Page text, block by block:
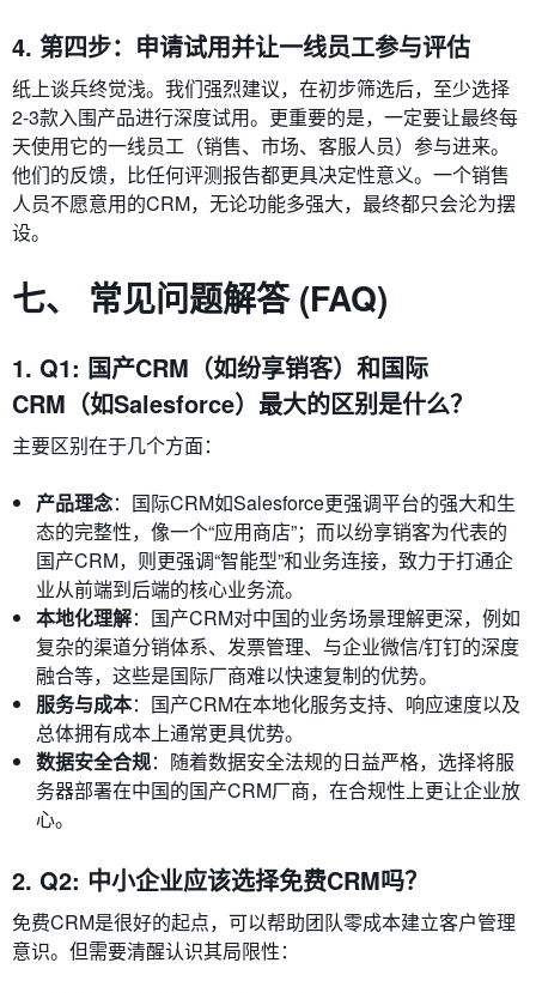
4. 第四步：申请试用并让一线员工参与评估
纸上谈兵终觉浅。我们强烈建议，在初步筛选后，至少选择
2-3款入围产品进行深度试用。更重要的是，一定要让最终每
天使用它的一线员工（销售、市场、客服人员）参与进来。
他们的反馈，比任何评测报告都更具决定性意义。一个销售
人员不愿意用的CRM，无论功能多强大，最终都只会沦为摆
设。
七、 常见问题解答 (FAQ)
1. Q1: 国产CRM（如纷享销客）和国际
CRM（如Salesforce）最大的区别是什么？
主要区别在于几个方面：
产品理念：国际CRM如Salesforce更强调平台的强大和生
态的完整性，像一个“应用商店”；而以纷享销客为代表的
国产CRM，则更强调“智能型”和业务连接，致力于打通企
业从前端到后端的核心业务流。
本地化理解：国产CRM对中国的业务场景理解更深，例如
复杂的渠道分销体系、发票管理、与企业微信/钉钉的深度
融合等，这些是国际厂商难以快速复制的优势。
服务与成本：国产CRM在本地化服务支持、响应速度以及
总体拥有成本上通常更具优势。
数据安全合规：随着数据安全法规的日益严格，选择将服
务器部署在中国的国产CRM厂商，在合规性上更让企业放
心。
2. Q2: 中小企业应该选择免费CRM吗？
免费CRM是很好的起点，可以帮助团队零成本建立客户管理
意识。但需要清醒认识其局限性：